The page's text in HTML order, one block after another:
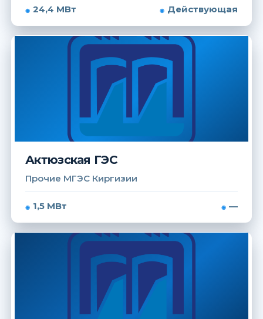
24,4 МВт Действующая
Актюзская ГЭС
Прочие МГЭС Киргизии
1,5 МВт —